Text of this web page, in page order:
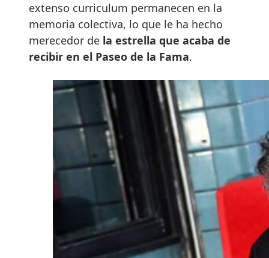
extenso curriculum permanecen en la
memoria colectiva, lo que le ha hecho
merecedor de la estrella que acaba de
recibir en el Paseo de la Fama.